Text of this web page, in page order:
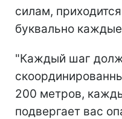
силам,
буквально
"Каждый шаг
200 метров,
подвергает вас